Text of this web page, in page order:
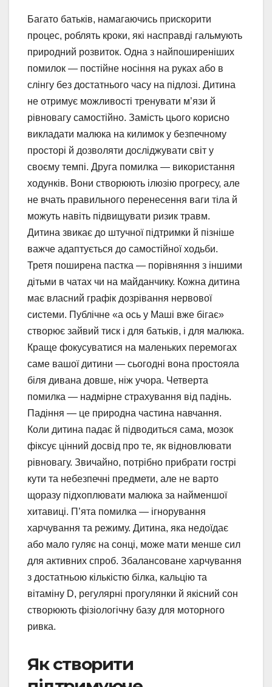
Багато батьків, намагаючись прискорити
процес, роблять кроки, які насправді гальмують
природний розвиток. Одна з найпоширеніших
помилок — постійне носіння на руках або в
слінгу без достатнього часу на підлозі. Дитина
не отримує можливості тренувати м’язи й
рівновагу самостійно. Замість цього корисно
викладати малюка на килимок у безпечному
просторі й дозволяти досліджувати світ у
своєму темпі. Друга помилка — використання
ходунків. Вони створюють ілюзію прогресу, але
не вчать правильного перенесення ваги тіла й
можуть навіть підвищувати ризик травм.
Дитина звикає до штучної підтримки й пізніше
важче адаптується до самостійної ходьби.
Третя поширена пастка — порівняння з іншими
дітьми в чатах чи на майданчику. Кожна дитина
має власний графік дозрівання нервової
системи. Публічне «а ось у Маші вже бігає»
створює зайвий тиск і для батьків, і для малюка.
Краще фокусуватися на маленьких перемогах
саме вашої дитини — сьогодні вона простояла
біля дивана довше, ніж учора. Четверта
помилка — надмірне страхування від падінь.
Падіння — це природна частина навчання.
Коли дитина падає й підводиться сама, мозок
фіксує цінний досвід про те, як відновлювати
рівновагу. Звичайно, потрібно прибрати гострі
кути та небезпечні предмети, але не варто
щоразу підхоплювати малюка за найменшої
хитавиці. П’ята помилка — ігнорування
харчування та режиму. Дитина, яка недоїдає
або мало гуляє на сонці, може мати менше сил
для активних спроб. Збалансоване харчування
з достатньою кількістю білка, кальцію та
вітаміну D, регулярні прогулянки й якісний сон
створюють фізіологічну базу для моторного
ривка.
Як створити